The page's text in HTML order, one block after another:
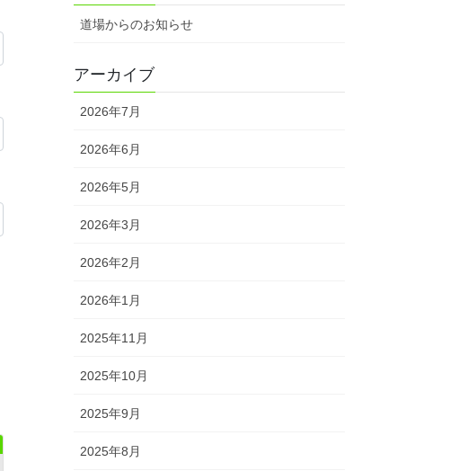
道場からのお知らせ
アーカイブ
2026年7月
2026年6月
2026年5月
2026年3月
2026年2月
2026年1月
2025年11月
2025年10月
2025年9月
2025年8月